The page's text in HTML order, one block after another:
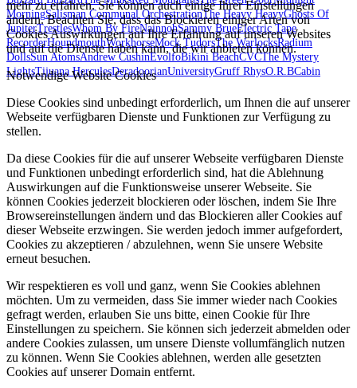
MorningSalisman Communal OrchestrationThe Heavy HeavyGhosts Of
JupiterTrestlesWhom By FireNainnohSammy BrueElectric Tape
RecorderHoundmouthWorkhorseMock TudorsThe WarlocksRadium
DollsSun AtomsAndrew CushinEvolfoBikini BeachCVCThe Mystery
LightsTijuana HerculesDeradoorianUniversityGruff RhysO.R.BCabin
mehr zu erfahren. Sie können auch einige Ihrer Einstellungen
ändern. Beachten Sie, dass das Blockieren einiger Arten von
Cookies Auswirkungen auf Ihre Erfahrung auf unseren Websites
und auf die Dienste haben kann, die wir anbieten können.
Notwendige Website Cookies
Diese Cookies sind unbedingt erforderlich, um Ihnen die auf unserer
Webseite verfügbaren Dienste und Funktionen zur Verfügung zu
stellen.
Da diese Cookies für die auf unserer Webseite verfügbaren Dienste
und Funktionen unbedingt erforderlich sind, hat die Ablehnung
Auswirkungen auf die Funktionsweise unserer Webseite. Sie
können Cookies jederzeit blockieren oder löschen, indem Sie Ihre
Browsereinstellungen ändern und das Blockieren aller Cookies auf
dieser Webseite erzwingen. Sie werden jedoch immer aufgefordert,
Cookies zu akzeptieren / abzulehnen, wenn Sie unsere Website
erneut besuchen.
Wir respektieren es voll und ganz, wenn Sie Cookies ablehnen
möchten. Um zu vermeiden, dass Sie immer wieder nach Cookies
gefragt werden, erlauben Sie uns bitte, einen Cookie für Ihre
Einstellungen zu speichern. Sie können sich jederzeit abmelden oder
andere Cookies zulassen, um unsere Dienste vollumfänglich nutzen
zu können. Wenn Sie Cookies ablehnen, werden alle gesetzten
Cookies auf unserer Domain entfernt.